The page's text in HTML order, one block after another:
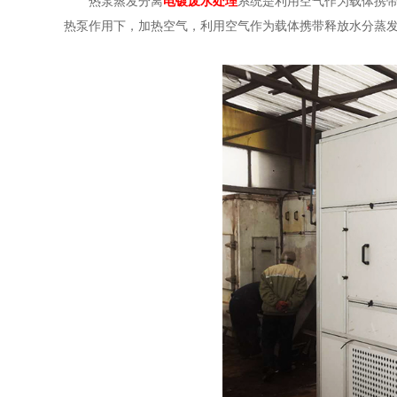
热泵作用下，加热空气，利用空气作为载体携带释放水分蒸